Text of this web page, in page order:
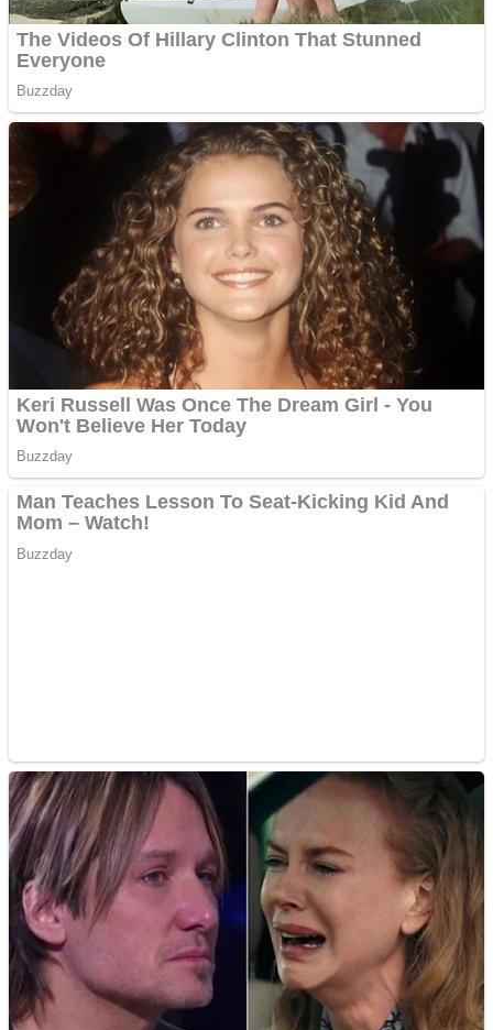
metale
Cutit cositoare KUHN
Creez aplicatie
ANDROID pentru siteul
Apartamente 2 camere
Aplică acum pentru toate
tipurile de împrumuturi
și obține bani urgent!